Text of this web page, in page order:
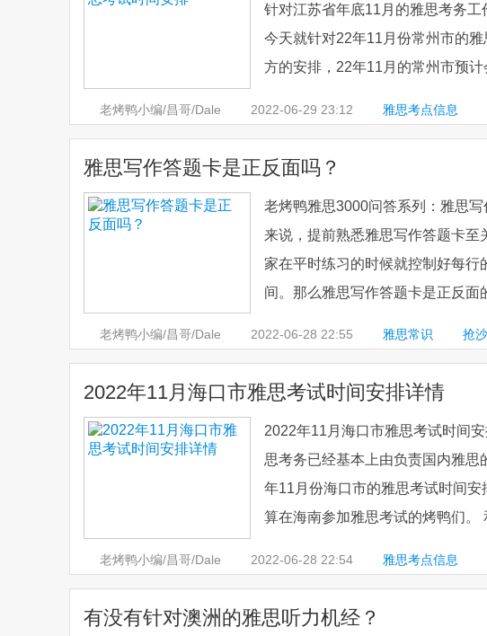
针对江苏省年底11月的雅思考务
今天就针对22年11月份常州市的
方的安排，22年11月的常州市预
老烤鸭小编/昌哥/Dale 2022-06-29 23:12 雅思考点信息
雅思
雅思写作答题卡是正反面吗？
老烤鸭雅思3000问答系列：雅思
来说，提前熟悉雅思写作答题卡至
家在平时练习的时候就控制好每
间。那么雅思写作答题卡是正反面
老烤鸭小编/昌哥/Dale 2022-06-28 22:55 雅思常识 抢
2022年11月海口市雅思考试时间安排详情
2022年11月海口市雅思考试时间
思考务已经基本上由负责国内雅
年11月份海口市的雅思考试时间
算在海南参加雅思考试的烤鸭们。
老烤鸭小编/昌哥/Dale 2022-06-28 22:54 雅思考点信息
有没有针对澳洲的雅思听力机经？